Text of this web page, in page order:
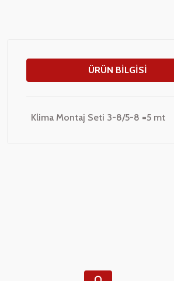
ÜRÜN BILGISI
Klima Montaj Seti 3-8/5-8 =5 mt
Bu ürüne benzer farklı alternatifler olmalı.